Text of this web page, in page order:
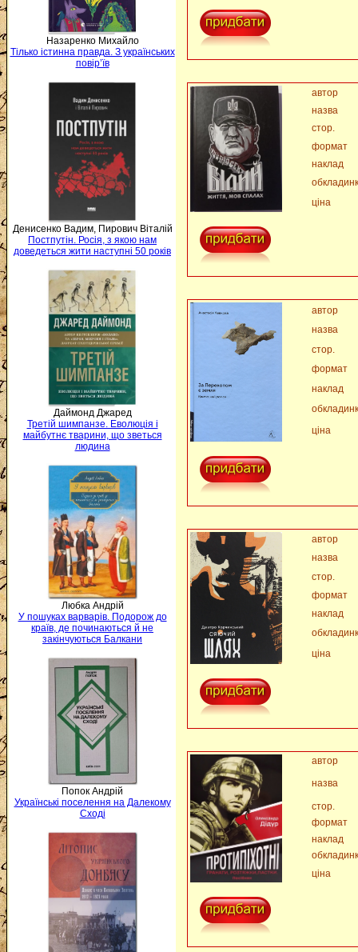
Назаренко Михайло
Тілько істинна правда. З українських
повір’їв
Денисенко Вадим, Пирович Віталій
Постпутін. Росія, з якою нам
доведеться жити наступні 50 років
Даймонд Джаред
Третій шимпанзе. Еволюція і
майбутнє тварини, що зветься
людина
Любка Андрій
У пошуках варварів. Подорож до
країв, де починаються й не
закінчуються Балкани
Попок Андрій
Українські поселення на Далекому
Сході
автор
назва
стор.
формат
наклад
ціна
автор
назва
стор.
формат
наклад
ціна
автор
назва
стор.
формат
наклад
ціна
автор
назва
стор.
формат
наклад
ціна